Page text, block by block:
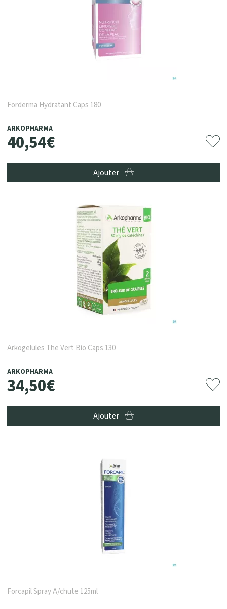
Forderma Hydratant Caps 180
ARKOPHARMA
40,54€
Ajouter
Arkogelules The Vert Bio Caps 130
ARKOPHARMA
34,50€
Ajouter
Forcapil Spray A/chute 125ml